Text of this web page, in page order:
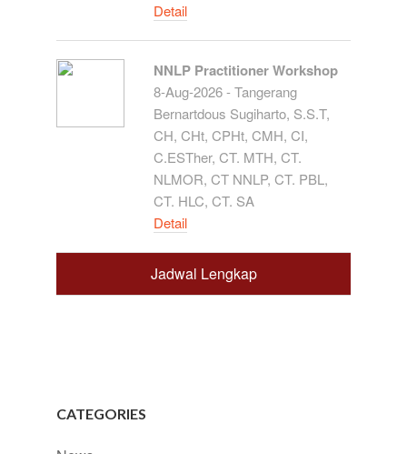
Detail
NNLP Practitioner Workshop
8-Aug-2026 - Tangerang
Bernartdous Sugiharto, S.S.T,
CH, CHt, CPHt, CMH, CI,
C.ESTher, CT. MTH, CT.
NLMOR, CT NNLP, CT. PBL,
CT. HLC, CT. SA
Detail
Jadwal Lengkap
CATEGORIES